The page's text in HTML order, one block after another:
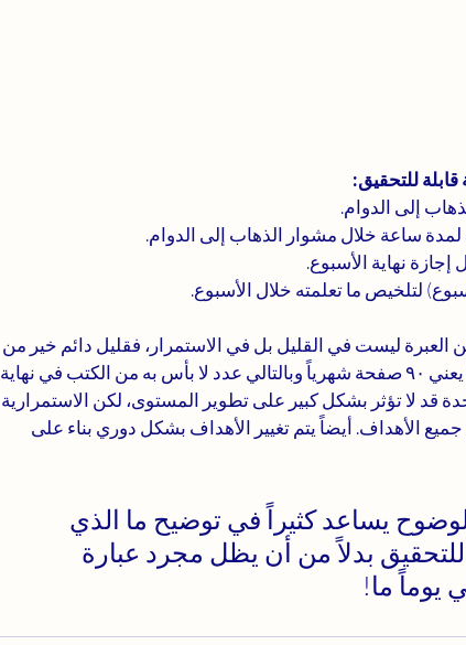
للتحقيق:
العبرة ليست في القليل بل في الاستمرار، فقليل دائم خير من
كثير منقطع، فعند قراءة ثلاث صفحات يوميا هذا يعني ٩٠ صفحة شهرياً وبالتالي عدد لا بأس به من الكتب في نهاية
قد لا تؤثر بشكل كبير على تطوير المستوى، لكن الاستمرارية
الأهداف. أيضاً يتم تغيير الأهداف بشكل دوري بناء على
يساعد كثيراً في توضيح ما الذي
بدلاً من أن يظل مجرد عبارة
يوماً ما!